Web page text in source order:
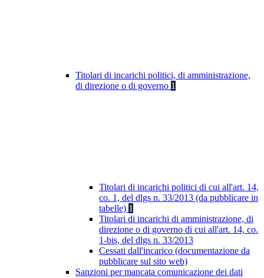
Titolari di incarichi politici, di amministrazione,
di direzione o di governo 1
Titolari di incarichi politici di cui all'art. 14,
co. 1, del dlgs n. 33/2013 (da pubblicare in
tabelle) 1
Titolari di incarichi di amministrazione, di
direzione o di governo di cui all'art. 14, co.
1-bis, del dlgs n. 33/2013
Cessati dall'incarico (documentazione da
pubblicare sul sito web)
Sanzioni per mancata comunicazione dei dati